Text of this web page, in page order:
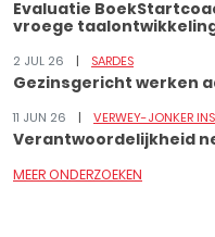
Evaluatie
vroege
2 JUL 26 SARDES
Gezinsgericht werken
11 JUN 26 VERWEY-JONKER
Verantwoordelijkheid
MEER ONDERZOEKEN